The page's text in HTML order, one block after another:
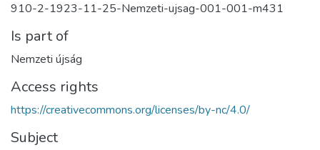
910-2-1923-11-25-Nemzeti-ujsag-001-001-m431
Is part of
Nemzeti újság
Access rights
https://creativecommons.org/licenses/by-nc/4.0/
Subject